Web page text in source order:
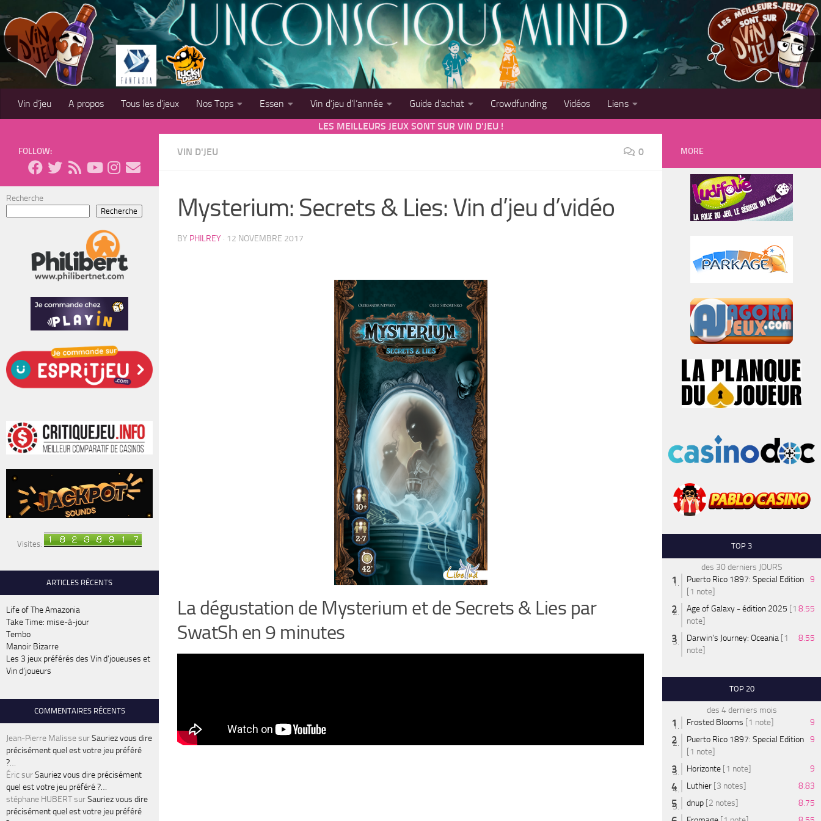
Skip to content
< >
Vin d’jeu A propos Tous les d’jeux Nos Tops Essen Vin d’jeu d’l’année Guide d’achat Crowdfunding Vidéos
Liens
LES MEILLEURS JEUX SONT SUR VIN D'JEU !
VIN D'JEU 0
Mysterium: Secrets & Lies: Vin d’jeu d’vidéo
BY PHILREY · 12 NOVEMBRE 2017
La dégustation de Mysterium et de Secrets & Lies par
SwatSh en 9 minutes
FOLLOW:
Recherche
Recherche
Visites:
ARTICLES RÉCENTS
Life of The Amazonia
Take Time: mise-à-jour
Tembo
Manoir Bizarre
Les 3 jeux préférés des Vin d’joueuses et
Vin d’joueurs
COMMENTAIRES RÉCENTS
Jean-Pierre MalissesurSauriez vous dire
précisément quel est votre jeu préféré
?…
ÉricsurSauriez vous dire précisément
quel est votre jeu préféré ?…
stéphane HUBERTsurSauriez vous dire
précisément quel est votre jeu préféré
MORE
TOP 3
des 30 derniers JOURS
Puerto Rico 1897: Special Edition
[1 note]
9
Age of Galaxy - édition 2025 [1
note]
8.55
Darwin's Journey: Oceania [1
note]
8.55
TOP 20
des 4 derniers mois
Frosted Blooms [1 note]
9
Puerto Rico 1897: Special Edition
[1 note]
9
Horizonte [1 note]
9
Luthier [3 notes]
8.83
dnup [2 notes]
8.75